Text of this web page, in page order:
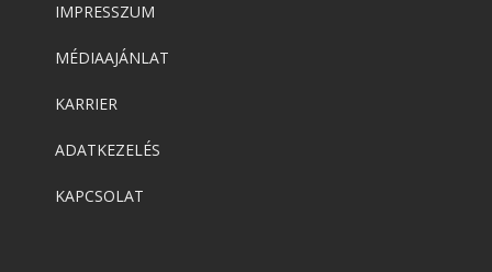
IMPRESSZUM
MÉDIAAJÁNLAT
KARRIER
ADATKEZELÉS
KAPCSOLAT